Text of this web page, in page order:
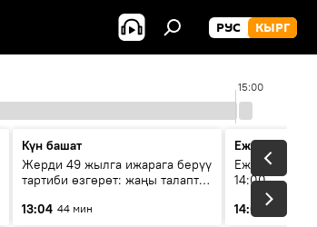
РУС КЫРГ
15:00
Күн башат
Жерди 49 жылга ижарага берүү
тартиби өзгөрөт: жаңы талаптар
13:04 44 мин
Ежедневные
Ежедневные
14:00
14:01
3 мин